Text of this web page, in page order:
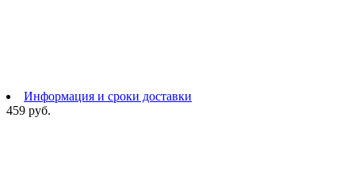
Информация и сроки доставки
459 руб.